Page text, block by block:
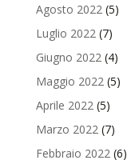
Agosto 2022 (5)
Luglio 2022 (7)
Giugno 2022 (4)
Maggio 2022 (5)
Aprile 2022 (5)
Marzo 2022 (7)
Febbraio 2022 (6)